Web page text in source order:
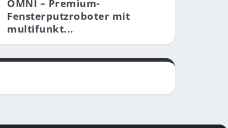
OMNI – Premium-
Fensterputzroboter mit
multifunkt...